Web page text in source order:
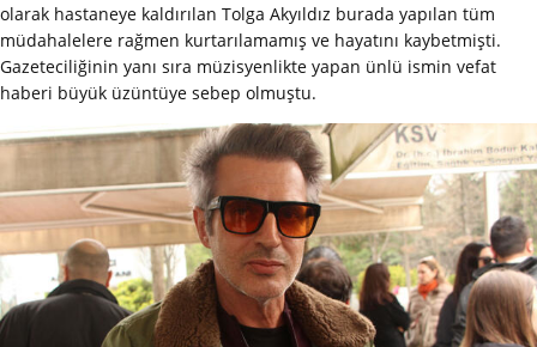
olarak hastaneye kaldırılan Tolga Akyıldız burada yapılan tüm
müdahalelere rağmen kurtarılamamış ve hayatını kaybetmişti.
Gazeteciliğinin yanı sıra müzisyenlikte yapan ünlü ismin vefat
haberi büyük üzüntüye sebep olmuştu.